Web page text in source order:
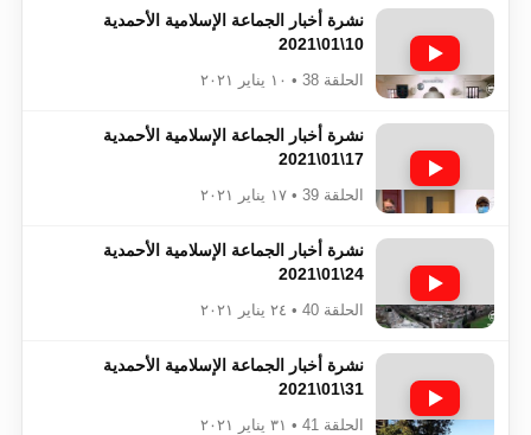
نشرة أخبار الجماعة الإسلامية الأحمدية
10\01\2021
الحلقة 38 • ١٠ يناير ٢٠٢١
نشرة أخبار الجماعة الإسلامية الأحمدية
17\01\2021
الحلقة 39 • ١٧ يناير ٢٠٢١
نشرة أخبار الجماعة الإسلامية الأحمدية
24\01\2021
الحلقة 40 • ٢٤ يناير ٢٠٢١
نشرة أخبار الجماعة الإسلامية الأحمدية
31\01\2021
الحلقة 41 • ٣١ يناير ٢٠٢١